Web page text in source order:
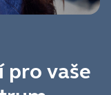
pro vaše